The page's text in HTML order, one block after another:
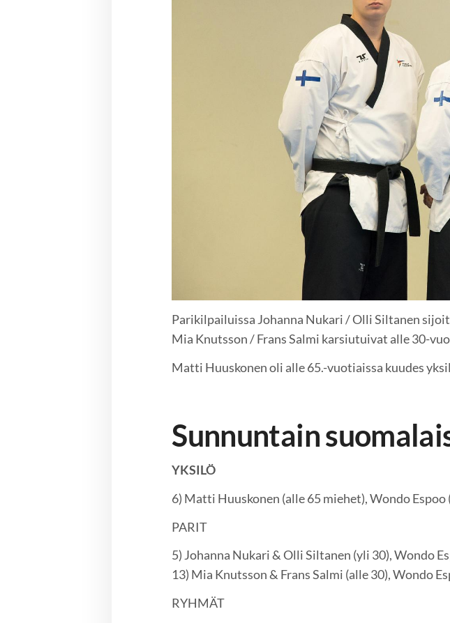
Parikilpailuissa Johanna Nukari / Olli Siltanen
Mia Knutsson / Frans Salmi karsiutuivat alle 30-
Matti Huuskonen oli alle 65.-vuotiaissa kuudes
Sunnuntain
YKSILÖ
6) Matti Huuskonen (alle 65 miehet), Wondo Espoo
PARIT
5) Johanna Nukari & Olli Siltanen (yli 30), Wondo
13) Mia Knutsson & Frans Salmi (alle 30), Wondo
RYHMÄT